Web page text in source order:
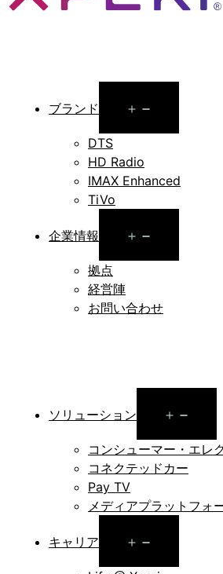
ブランド
menu
DTS
HD Radio
IMAX Enhanced
TiVo
企業情報
menu
拠点
経営陣
お問い合わせ
ソリューション
menu
コンシューマー・エレ
コネクテッドカー
Pay TV
メディアプラットフォ
キャリア
menu